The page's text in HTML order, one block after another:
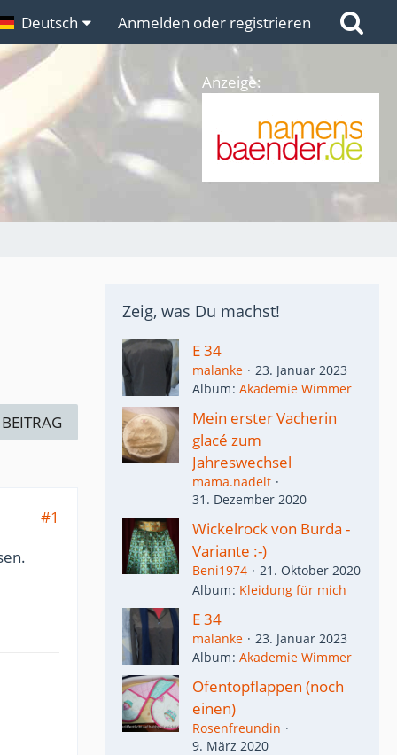
Links
Deutsch Anmelden oder registrieren
Anzeige:
#1
Zeig, was Du machst!
E 34
malanke
23. Januar 2023
Album Akademie Wimmer
Mein erster Vacherin
glacé zum
Jahreswechsel
mama.nadelt
31. Dezember 2020
Wickelrock von Burda -
Variante :-)
Beni1974
21. Oktober 2020
Album Kleidung für mich
E 34
malanke
23. Januar 2023
Album Akademie Wimmer
Ofentopflappen (noch
einen)
Rosenfreundin
9. März 2020